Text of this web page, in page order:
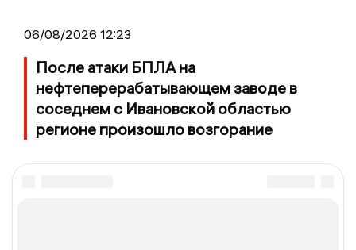
06/08/2026 12:23
После атаки БПЛА на
нефтеперерабатывающем заводе в
соседнем с Ивановской областью
регионе произошло возгорание